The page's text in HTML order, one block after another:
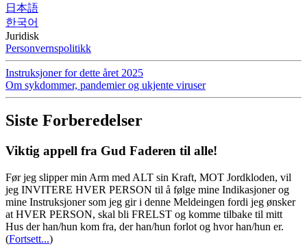
日本語
한국어
Juridisk
Personvernspolitikk
Instruksjoner for dette året 2025
Om sykdommer, pandemier og ukjente viruser
Siste Forberedelser
Viktig appell fra Gud Faderen til alle!
Før jeg slipper min Arm med ALT sin Kraft, MOT Jordkloden, vil
jeg INVITERE HVER PERSON til å følge mine Indikasjoner og
mine Instruksjoner som jeg gir i denne Meldeingen fordi jeg ønsker
at HVER PERSON, skal bli FRELST og komme tilbake til mitt
Hus der han/hun kom fra, der han/hun forlot og hvor han/hun er.
(Fortsett...)